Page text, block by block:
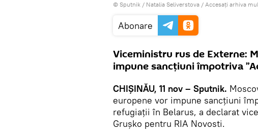
© Sputnik / Natalia Seliverstova / Accesați arhiva
Abonare
Viceministru rus de Externe:
impune sancțiuni împotriva
CHIȘINĂU, 11 nov – Sputnik.
europene vor impune sancţiuni
refugiaţii în Belarus, a declarat
Grușko pentru RIA Novosti.